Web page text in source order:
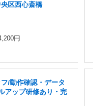
区西心斎橋
円
/動作確認・データ
アップ研修あり・完